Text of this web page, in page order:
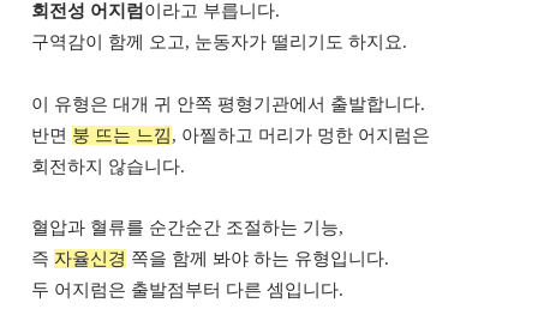
회전성 어지럼 이라고 부릅니다.
구역감이 함께 오고, 눈동자가 떨리기도 하지요.
이 유형은 대개 귀 안쪽 평형기관에서 출발합니다.
반면 붕 뜨는 느낌, 아찔하고 머리가 멍한 어지럼은
회전하지 않습니다.
혈압과 혈류를 순간순간 조절하는 기능,
즉 자율신경 쪽을 함께 봐야 하는 유형입니다.
두 어지럼은 출발점부터 다른 셈입니다.